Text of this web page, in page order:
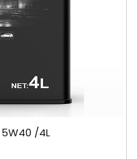
5W40 /4L